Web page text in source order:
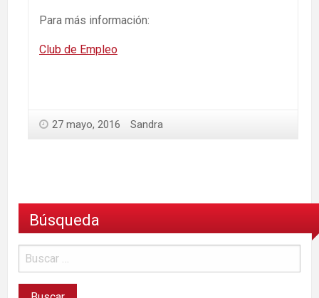
Para más información:
Club de Empleo
27 mayo, 2016 Sandra
Búsqueda